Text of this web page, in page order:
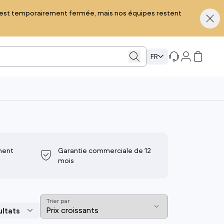
temporairement fermée, mais nos équipes restent
FR
Notebook & Ultraportable
PC portable Gaming
MacBook
Ordinateur tout-en-un
Mac mini
Garantie commerciale de 12
mois
Trier par